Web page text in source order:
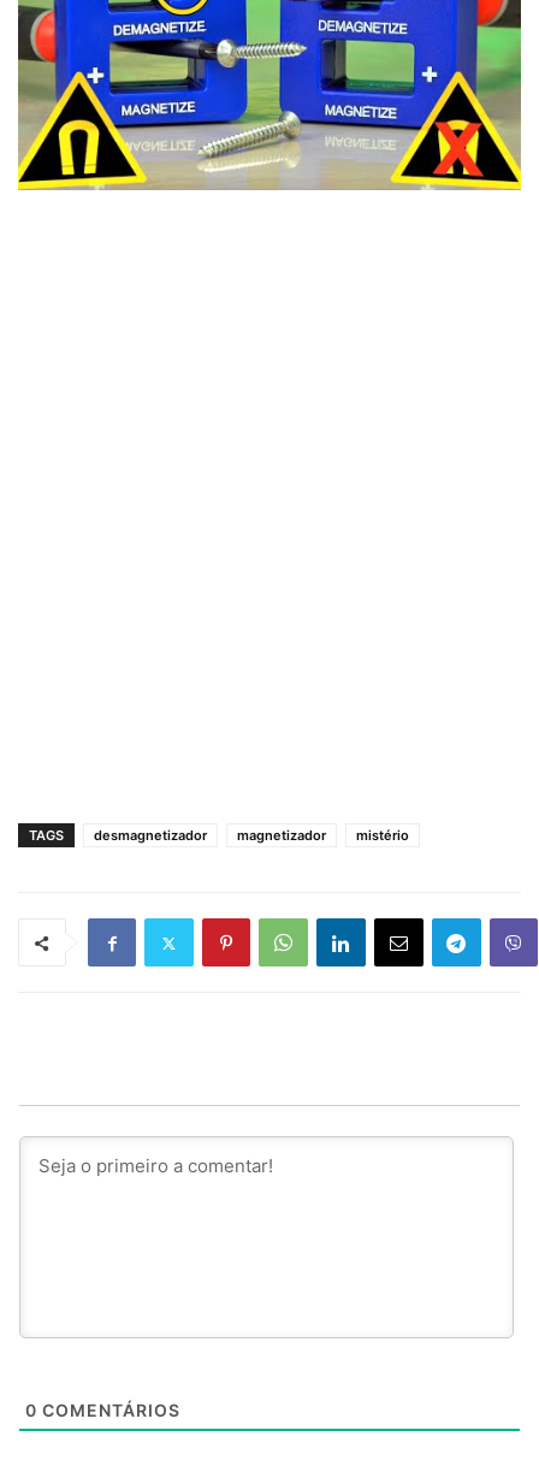
TAGS desmagnetizador magnetizador mistério
0 COMENTÁRIOS